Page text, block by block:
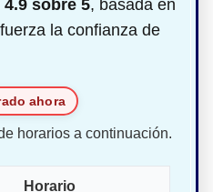
sobre 5, basada en
la confianza de
ahora
horarios a continuación.
Horario